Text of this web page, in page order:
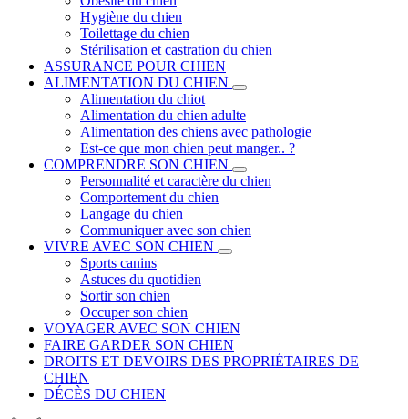
Hygiène du chien
Toilettage du chien
Stérilisation et castration du chien
ASSURANCE POUR CHIEN
ALIMENTATION DU CHIEN
Alimentation du chiot
Alimentation du chien adulte
Alimentation des chiens avec pathologie
Est-ce que mon chien peut manger.. ?
COMPRENDRE SON CHIEN
Personnalité et caractère du chien
Comportement du chien
Langage du chien
Communiquer avec son chien
VIVRE AVEC SON CHIEN
Sports canins
Astuces du quotidien
Sortir son chien
Occuper son chien
VOYAGER AVEC SON CHIEN
FAIRE GARDER SON CHIEN
DROITS ET DEVOIRS DES PROPRIÉTAIRES DE
CHIEN
DÉCÈS DU CHIEN